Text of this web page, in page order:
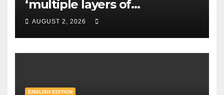
‘multiple layers of
encryption’ to centres closer
to home — Key changes in 30
August exam | Mint
AUGUST 2, 2026
ENGLISH EDITION